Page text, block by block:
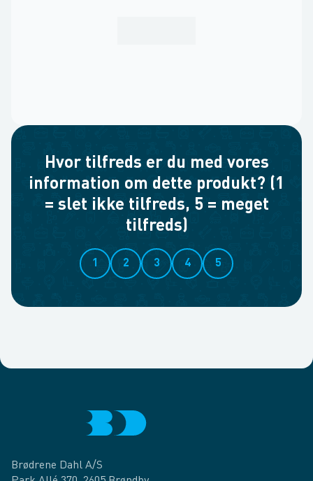
Hvor tilfreds er du med vores
information om dette produkt? (1
= slet ikke tilfreds, 5 = meget
tilfreds)
1 2 3 4 5
Brødrene Dahl A/S